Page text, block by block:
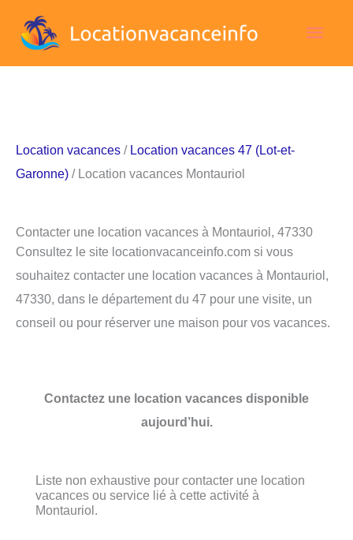
Location vacances / Location vacances 47 (Lot-et-
Garonne) / Location vacances Montauriol
Contacter une location vacances à Montauriol, 47330
Consultez le site locationvacanceinfo.com si vous
souhaitez contacter une location vacances à Montauriol,
47330, dans le département du 47 pour une visite, un
conseil ou pour réserver une maison pour vos vacances.
Contactez une location vacances disponible
aujourd’hui.
Liste non exhaustive pour contacter une location
vacances ou service lié à cette activité à
Montauriol.